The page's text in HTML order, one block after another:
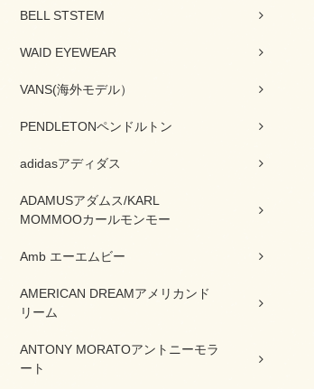
BELL STSTEM
WAID EYEWEAR
VANS(海外モデル）
PENDLETONペンドルトン
adidasアディダス
ADAMUSアダムス/KARL
MOMMOOカールモンモー
Amb エーエムビー
AMERICAN DREAMアメリカンド
リーム
ANTONY MORATOアントニーモラ
ート